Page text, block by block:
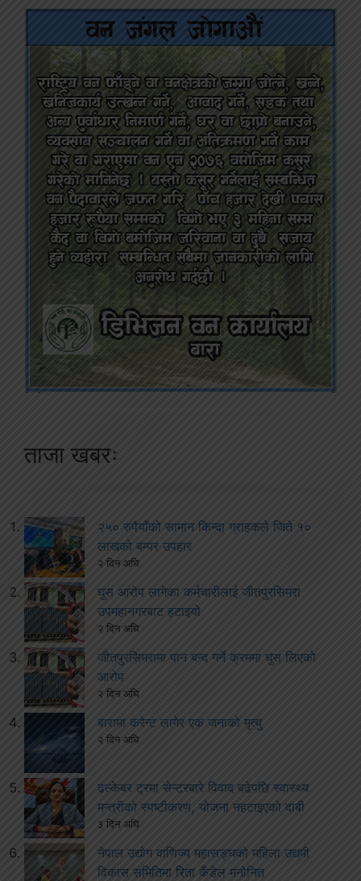
ताजा खबरः
२५० रुपैयाँको सामान किन्दा ग्राहकले जिते १०
लाखको बम्पर उपहार
२ दिन अघि
घुस आरोप लागेका कर्मचारीलाई जीतपुरसिमरा
उपमहानगरबाट हटाइयो
२ दिन अघि
जीतपुरसिमरामा पान बन्द गर्ने क्रममा घुस लिएको
आरोप
२ दिन अघि
बारामा करेन्ट लागेर एक जनाको मृत्यु
२ दिन अघि
ढल्केबर ट्रमा सेन्टरबारे विवाद बढेपछि स्वास्थ्य
मन्त्रीको स्पष्टीकरण, योजना नहटाइएको दाबी
३ दिन अघि
नेपाल उद्योग वाणिज्य महासङ्घको महिला उद्यमी
विकास समितिमा रिता कँडेल मनोनित